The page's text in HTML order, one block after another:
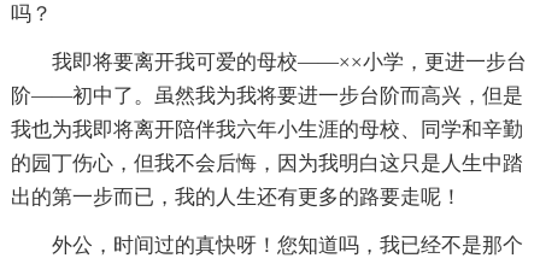
吗？
我即将要离开我可爱的母校——××小学，更进一步台
阶——初中了。虽然我为我将要进一步台阶而高兴，但是
我也为我即将离开陪伴我六年小生涯的母校、同学和辛勤
的园丁伤心，但我不会后悔，因为我明白这只是人生中踏
出的第一步而已，我的人生还有更多的路要走呢！
外公，时间过的真快呀！您知道吗，我已经不是那个